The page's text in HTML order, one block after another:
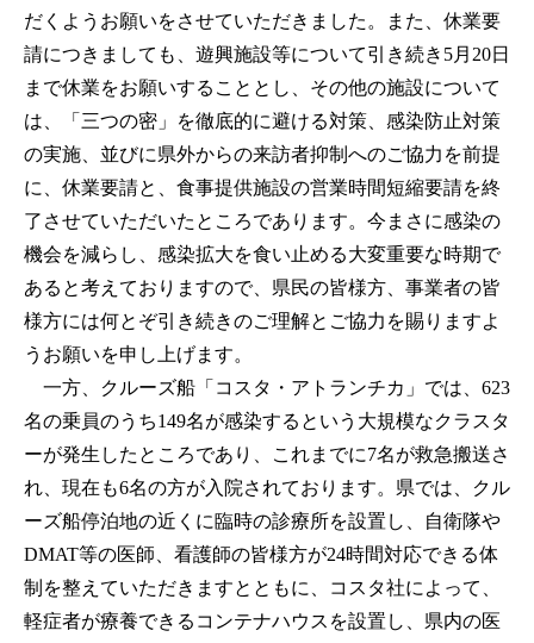
だくようお願いをさせていただきました。また、休業要
請につきましても、遊興施設等について引き続き5月20日
まで休業をお願いすることとし、その他の施設について
は、「三つの密」を徹底的に避ける対策、感染防止対策
の実施、並びに県外からの来訪者抑制へのご協力を前提
に、休業要請と、食事提供施設の営業時間短縮要請を終
了させていただいたところであります。今まさに感染の
機会を減らし、感染拡大を食い止める大変重要な時期で
あると考えておりますので、県民の皆様方、事業者の皆
様方には何とぞ引き続きのご理解とご協力を賜りますよ
うお願いを申し上げます。
一方、クルーズ船「コスタ・アトランチカ」では、623
名の乗員のうち149名が感染するという大規模なクラスタ
ーが発生したところであり、これまでに7名が救急搬送さ
れ、現在も6名の方が入院されております。県では、クル
ーズ船停泊地の近くに臨時の診療所を設置し、自衛隊や
DMAT等の医師、看護師の皆様方が24時間対応できる体
制を整えていただきますとともに、コスタ社によって、
軽症者が療養できるコンテナハウスを設置し、県内の医